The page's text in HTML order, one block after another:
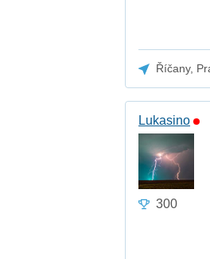
Říčany,
Lukasino
300